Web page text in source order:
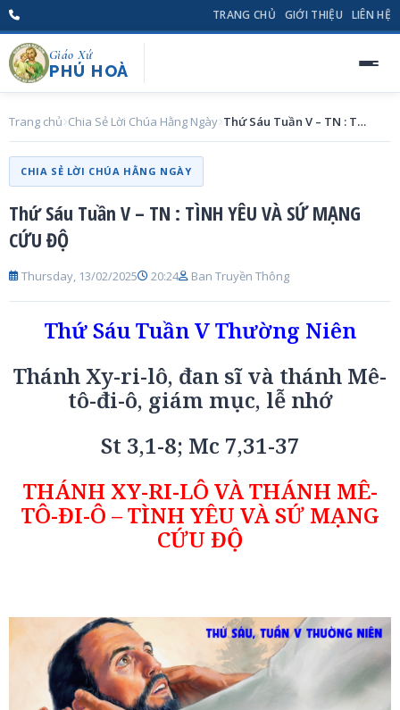
TRANG CHỦ GIỚI THIỆU LIÊN HỆ
Giáo Xứ
PHÚ HOÀ
Trang chủ Chia Sẻ Lời Chúa Hằng Ngày Thứ Sáu Tuần V – TN : TÌNH YÊU VÀ SỨ MẠNG CỨU ĐỘ
CHIA SẺ LỜI CHÚA HẰNG NGÀY
Thứ Sáu Tuần V – TN : TÌNH YÊU VÀ SỨ MẠNG
CỨU ĐỘ
Thursday, 13/02/2025 20:24 Ban Truyền Thông
Thứ Sáu Tuần V Thường Niên
Thánh Xy-ri-lô, đan sĩ và thánh Mê-
tô-đi-ô, giám mục, lễ nhớ
St 3,1-8; Mc 7,31-37
THÁNH XY-RI-LÔ VÀ THÁNH MÊ-
TÔ-ĐI-Ô – TÌNH YÊU VÀ SỨ MẠNG
CỨU ĐỘ